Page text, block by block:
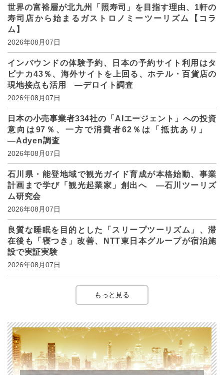
世界の富裕層が北九州「照寿司」を目指す理由、1軒の
寿司店から始まるガストロノミーツーリズム【コラ
ム】
2026年08月07日
インバウンドの体験予約、日本の予約サイト利用はタ
ビナカ43％、海外サイトを上回る、ホテル・百貨店の
現地接点も活用 ―デロイト調査
2026年08月07日
日本の小売事業者334社の「AIエージェント」への投資
意向は97％、一方で消費者62％は「抵抗あり」
―Adyen調査
2026年08月07日
石川県・能登地域で観光ガイド育成が本格始動、事業
計画まで学び「観光起業家」創出へ ―石川ツーリズ
ム研究会
2026年08月07日
良質な睡眠を目的とした「スリープツーリズム」、滞
在後も「寝つき」改善、NTT東日本グループが宿泊施
設で実証実験
2026年08月07日
もっと見る